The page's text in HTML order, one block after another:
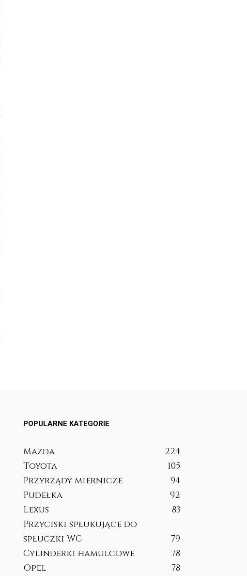
POPULARNE KATEGORIE
Mazda
224
Toyota
105
Przyrządy miernicze
94
Pudełka
92
Lexus
83
Przyciski spłukujące do
spłuczki WC
79
Cylinderki hamulcowe
78
Opel
78